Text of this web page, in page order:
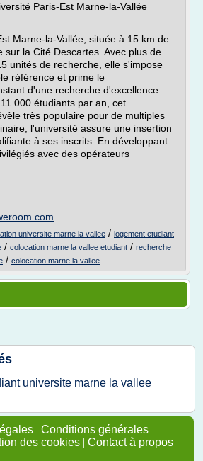
Paris-Est Marne-la-Vallée
Marne-la-Vallée, située à 15 km de
sur la Cité Descartes. Avec plus de
unités de recherche, elle s'impose
référence et prime le
d'une recherche d'excellence.
000 étudiants par an, cet
très populaire pour de multiples
l'université assure une insertion
à ses inscrits. En développant
avec des opérateurs
universite marne la vallee / logement etudiant
/ colocation marne la vallee etudiant / recherche
/ colocation marne la vallee
universite marne la vallee
| Conditions générales
des cookies | Contact à propos